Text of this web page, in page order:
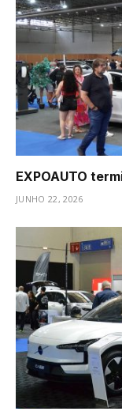
EXPOAUTO
JUNHO 22, 2026